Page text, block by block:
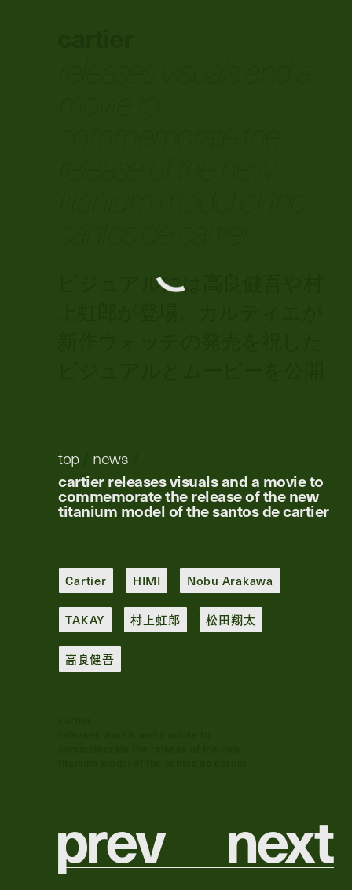
ビジュアルには高良健吾や村
top/ news
cartier releases visuals and a movie to
commemorate the release of the new
titanium model of the santos de cartier
Cartier HIMI Nobu Arakawa
TAKAY 村上虹郎 松田翔太
高良健吾
prev next